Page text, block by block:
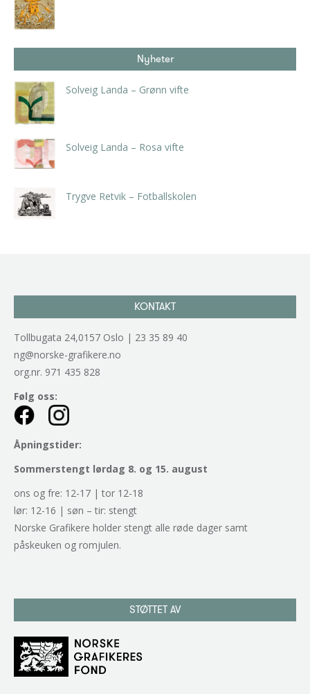
Nyheter
Solveig Landa – Grønn vifte
Solveig Landa – Rosa vifte
Trygve Retvik – Fotballskolen
KONTAKT
Tollbugata 24,0157 Oslo | 23 35 89 40
ng@norske-grafikere.no
org.nr. 971 435 828
Følg oss:
Åpningstider:
Sommerstengt lørdag 8. og 15. august
ons og fre: 12-17 | tor 12-18
lør: 12-16 | søn – tir: stengt
Norske Grafikere holder stengt alle røde dager samt
påskeuken og romjulen.
STØTTET AV